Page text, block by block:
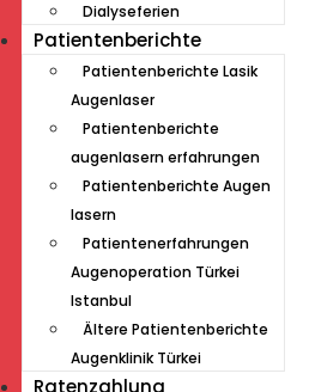
Dialyseferien
Patientenberichte
Patientenberichte Lasik
Augenlaser
Patientenberichte
augenlasern erfahrungen
Patientenberichte Augen
lasern
Patientenerfahrungen
Augenoperation Türkei
Istanbul
Ältere Patientenberichte
Augenklinik Türkei
Ratenzahlung